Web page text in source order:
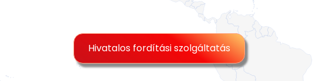
Hivatalos fordítási szolgáltatás